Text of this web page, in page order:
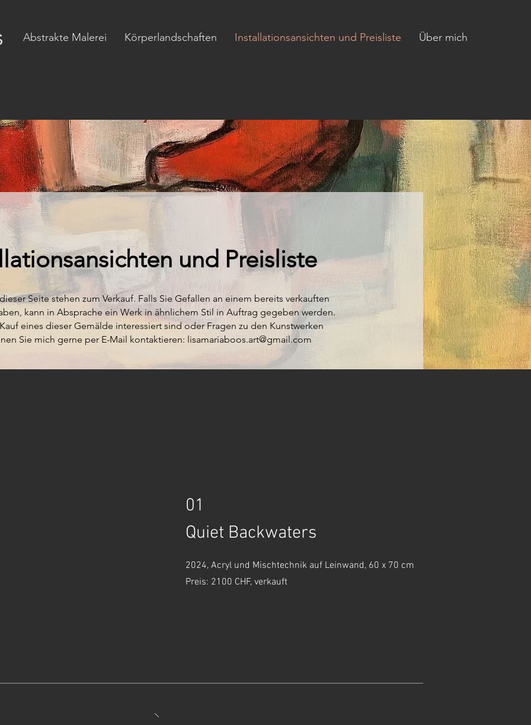
Abstrakte Malerei Körperlandschaften Installationsansichten und Preisliste Über mich
und Preisliste
Seite stehen zum Verkauf. Falls Sie Gefallen an einem bereits verkauften
kann in Absprache ein Werk in ähnlichem Stil in Auftrag gegeben werden.
eines dieser Gemälde interessiert sind oder Fragen zu den Kunstwerken
Sie mich gerne per E-Mail kontaktieren: lisamariaboos.art@gmail.com
01
Quiet Backwaters
2024, Acryl und Mischtechnik auf Leinwand, 60 x 70 cm
Preis: 2100 CHF, verkauft